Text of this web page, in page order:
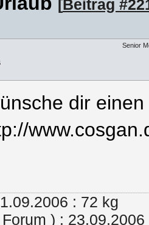
[Beitrag
Senior
dir
: 72 kg
) : 23.09.2006